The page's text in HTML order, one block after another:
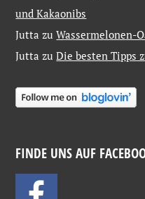
und Kakaonibs
Jutta zuWassermelonen-
Jutta zuDie besten Tipps
FINDE UNS AUF